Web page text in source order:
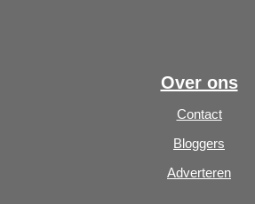
Over ons
Contact
Bloggers
Adverteren